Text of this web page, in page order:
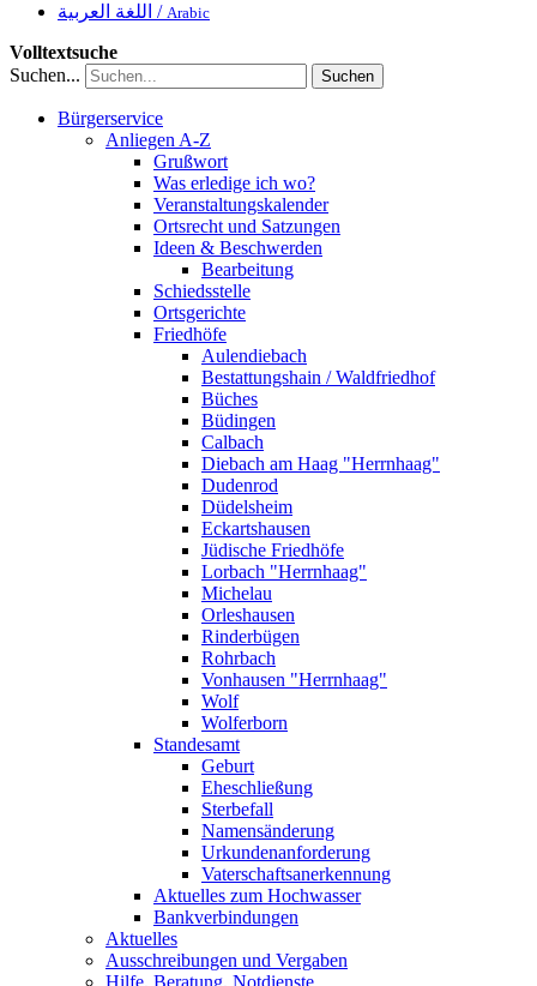
اللغة العربية / Arabic
Volltextsuche
Suchen...
Suchen
Bürgerservice
Anliegen A-Z
Grußwort
Was erledige ich wo?
Veranstaltungskalender
Ortsrecht und Satzungen
Ideen & Beschwerden
Bearbeitung
Schiedsstelle
Ortsgerichte
Friedhöfe
Aulendiebach
Bestattungshain / Waldfriedhof
Büches
Büdingen
Calbach
Diebach am Haag "Herrnhaag"
Dudenrod
Düdelsheim
Eckartshausen
Jüdische Friedhöfe
Lorbach "Herrnhaag"
Michelau
Orleshausen
Rinderbügen
Rohrbach
Vonhausen "Herrnhaag"
Wolf
Wolferborn
Standesamt
Geburt
Eheschließung
Sterbefall
Namensänderung
Urkundenanforderung
Vaterschaftsanerkennung
Aktuelles zum Hochwasser
Bankverbindungen
Aktuelles
Ausschreibungen und Vergaben
Hilfe, Beratung, Notdienste